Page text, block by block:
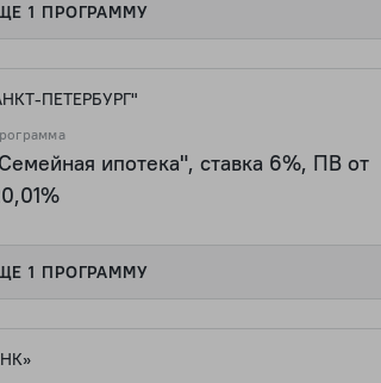
1 ПРОГРАММУ
ПЕТЕРБУРГ"
ипотека", ставка 6%, ПВ от
1 ПРОГРАММУ